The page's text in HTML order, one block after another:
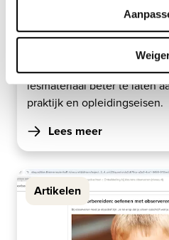
De zorg én opleiding
arrangeren
Hoe verbeter je de
deze pagina ontdek je hoe
lesmateriaal beter te laten
praktijk en opleidingseisen.
Lees meer
Artikelen